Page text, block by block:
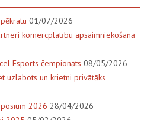
01/07/2026
komercplatību apsaimniekošanā
Esports čempionāts 08/05/2026
uzlabots un krietni privātāks
2026 28/04/2026